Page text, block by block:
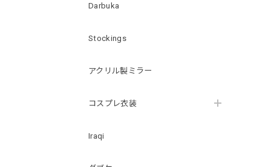
Darbuka
Stockings
アクリル製ミラー
コスプレ衣装
Iraqi